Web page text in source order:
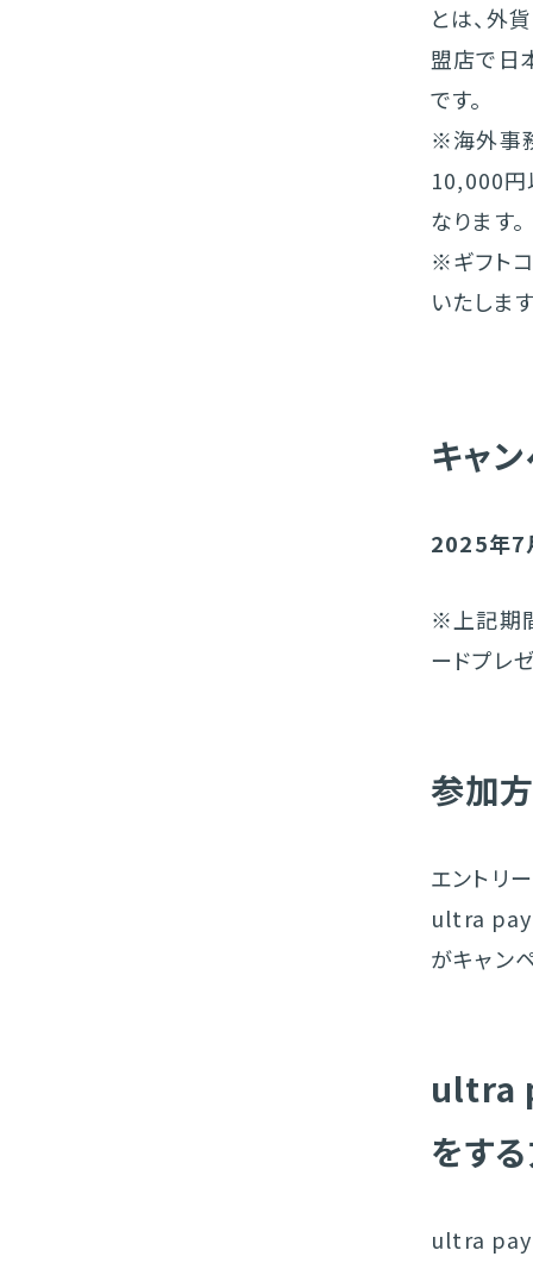
とは、外
盟店で日
です。
※海外事
10,000円
なります。
※ギフト
いたします
キャ
2025年7
※上記期
ードプレ
参加
エントリ
ultra pay
がキャン
ultra
をす
ultra pay